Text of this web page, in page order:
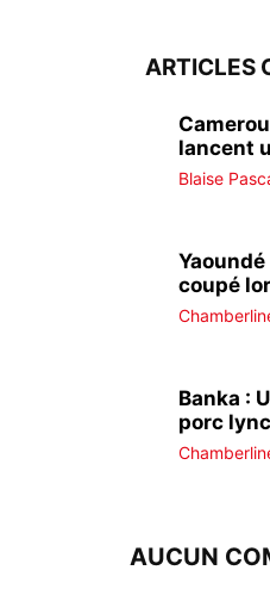
ARTICLES
lancent
Blaise
coupé
Banka :
porc
AUCUN